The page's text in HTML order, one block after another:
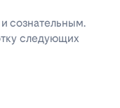
сознательным.
следующих